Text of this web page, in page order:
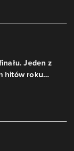
Jeden z
hitów roku...